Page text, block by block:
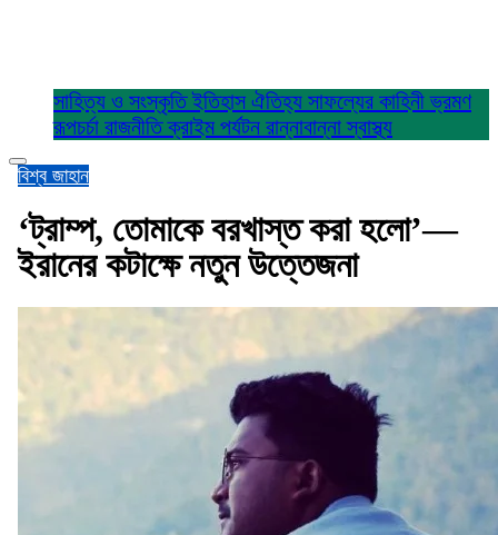
সাহিত্য ও সংস্কৃতিইতিহাস ঐতিহ্য সাফল্যের কাহিনীভ্রমণ
রূপচর্চা রাজনীতিক্রাইম পর্যটন রান্নাবান্নাস্বাস্থ্য
বিশ্ব জাহান
‘ট্রাম্প, তোমাকে বরখাস্ত করা হলো’—
ইরানের কটাক্ষে নতুন উত্তেজনা